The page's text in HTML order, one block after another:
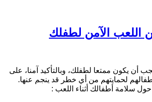
الآمن لطفلك
يكون ممتعا لطفلك، وبالتأكيد آمنا، على
لحمايتهم من أي خطر قد ينجم عنها.